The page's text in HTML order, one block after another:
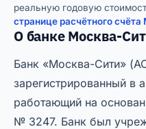
реальную годовую
странице расчётного
О банке Москва-
Банк «Москва-Сити»
зарегистрированный в
работающий на
№ 3247. Банк был